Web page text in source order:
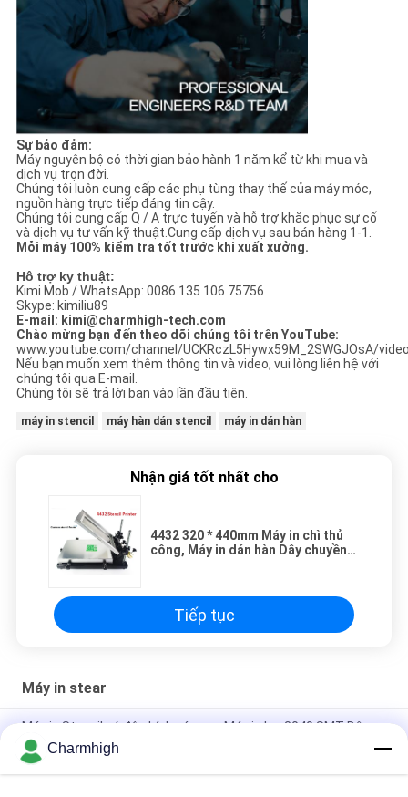
Sự bảo đảm:
Máy nguyên bộ có thời gian bảo hành 1 năm kể từ khi mua và
dịch vụ trọn đời.
Chúng tôi luôn cung cấp các phụ tùng thay thế của máy móc,
nguồn hàng trực tiếp đáng tin cậy.
Chúng tôi cung cấp Q / A trực tuyến và hỗ trợ khắc phục sự cố
và dịch vụ tư vấn kỹ thuật.Cung cấp dịch vụ sau bán hàng 1-1.
Mỗi máy 100% kiểm tra tốt trước khi xuất xưởng.
Hô trợ ky thuật:
Kimi Mob / WhatsApp: 0086 135 106 75756
Skype: kimiliu89
E-mail: kimi@charmhigh-tech.com
Chào mừng bạn đến theo dõi chúng tôi trên YouTube:
www.youtube.com/channel/UCKRczL5Hywx59M_2SWGJOsA/
Nếu bạn muốn xem thêm thông tin và video, vui lòng liên hệ với
chúng tôi qua E-mail.
Chúng tôi sẽ trả lời bạn vào lần đầu tiên.
máy in stencil máy hàn dán stencil máy in dán hàn
Nhận giá tốt nhất cho
4432 320 * 440mm Máy in chì thủ
công, Máy in dán hàn Dây chuyền
Tiếp tục
Máy in stear
Máy in Stencil có độ chính xác cao Máy in lụa 3040 SMT Dây
chuyền sản xuất SMT thủ công
Máy hàn dán bán tự động 3250, Máy in màn hình 320 * 500mm
Charmhigh